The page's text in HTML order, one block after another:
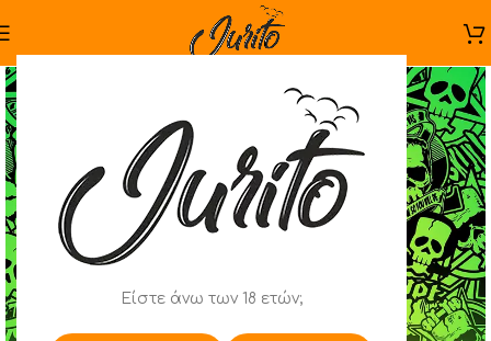
Είστε άνω των 18 ετών;